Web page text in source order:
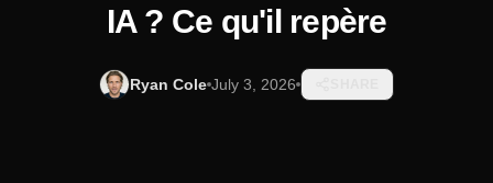
IA ? Ce qu'il repère
Ryan Cole July 3, 2026